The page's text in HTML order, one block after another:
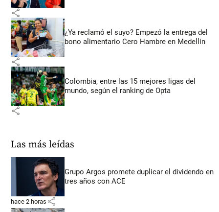
share
¿Ya reclamó el suyo? Empezó la entrega del
bono alimentario Cero Hambre en Medellín
share
Colombia, entre las 15 mejores ligas del
mundo, según el ranking de Opta
share
Las más leídas
Grupo Argos promete duplicar el dividendo en
tres años con ACE
hace 2 horas share